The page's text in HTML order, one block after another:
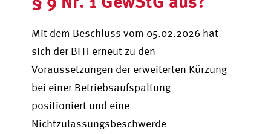
Mit dem Beschluss vom 05.02.2026 hat
sich der BFH erneut zu den
Voraussetzungen der erweiterten Kürzung
bei einer Betriebsaufspaltung
positioniert und eine
Nichtzulassungsbeschwerde